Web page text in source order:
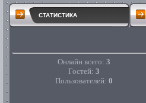
СТАТИСТИКА
Онлайн всего: 3
Гостей: 3
Пользователей: 0